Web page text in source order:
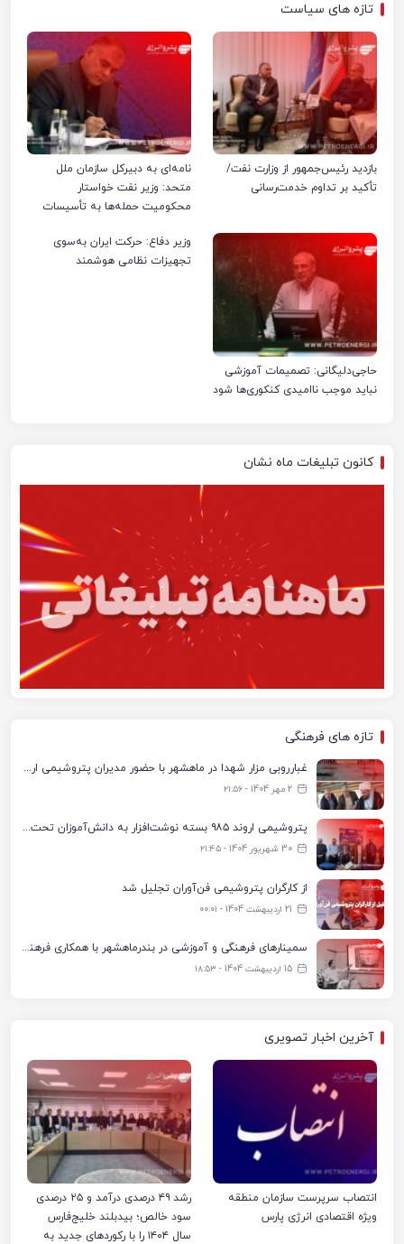
تازه های سیاست
بازدید رئیس‌جمهور از وزارت نفت/
تأکید بر تداوم خدمت‌رسانی
نامه‌ای به دبیرکل سازمان ملل
متحد: وزیر نفت خواستار
محکومیت حمله‌ها به تأسیسات
حاجی‌دلیگانی: تصمیمات آموزشی
نباید موجب ناامیدی کنکوری‌ها شود
وزیر دفاع: حرکت ایران به‌سوی
تجهیزات نظامی هوشمند
کانون تبلیغات ماه نشان
تازه های فرهنگی
غبارروبی مزار شهدا در ماهشهر با حضور مدیران پتروشیمی اروند و مسئولان شهری
2 مهر 1404 - ۲۱:۵۶
پتروشیمی اروند ۹۸۵ بسته نوشت‌افزار به دانش‌آموزان تحت پوشش کمیته امداد بندرماهشهر اهدا کرد
30 شهریور 1404 - ۲۱:۴۵
از کارگران پتروشیمی فن‌آوران تجلیل شد
21 اردیبهشت 1404 - ۰۰:۰۱
سمینارهای فرهنگی و آموزشی در بندرماهشهر با همکاری فرهنگ‌سرای پتروشیمی مارون
15 اردیبهشت 1404 - ۱۸:۵۳
آخرین اخبار تصویری
انتصاب سرپرست سازمان منطقه
ویژه اقتصادی انرژی پارس
رشد ۴۹ درصدی درآمد و ۲۵ درصدی
سود خالص؛ بیدبلند خلیج‌فارس
سال ۱۴۰۴ را با رکوردهای جدید به